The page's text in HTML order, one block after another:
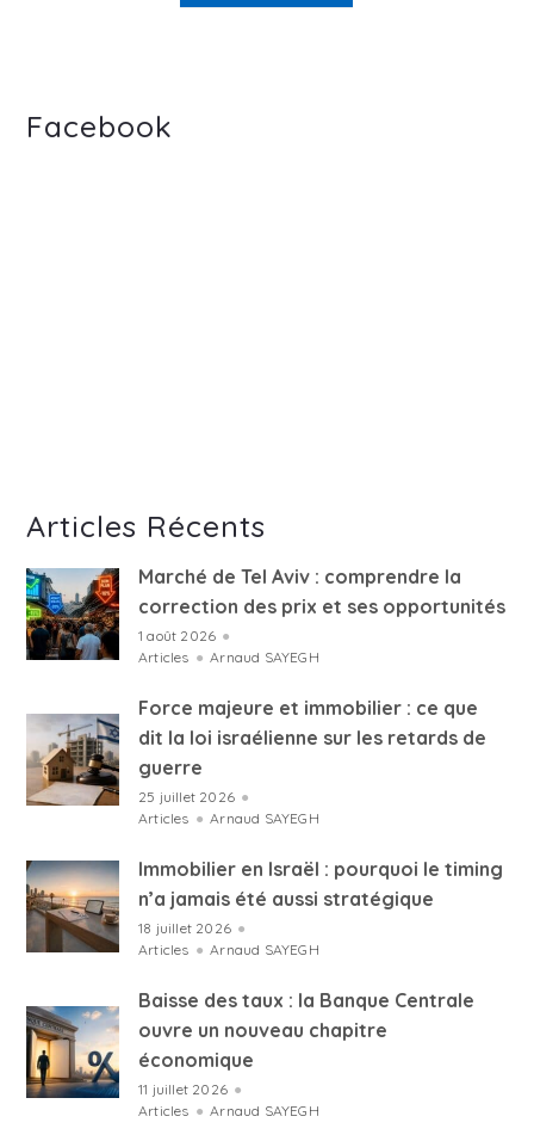
Facebook
Articles Récents
Marché de Tel Aviv : comprendre la
correction des prix et ses opportunités
1 août 2026 ●
Articles ● Arnaud SAYEGH
Force majeure et immobilier : ce que
dit la loi israélienne sur les retards de
guerre
25 juillet 2026 ●
Articles ● Arnaud SAYEGH
Immobilier en Israël : pourquoi le timing
n’a jamais été aussi stratégique
18 juillet 2026 ●
Articles ● Arnaud SAYEGH
Baisse des taux : la Banque Centrale
ouvre un nouveau chapitre
économique
11 juillet 2026 ●
Articles ● Arnaud SAYEGH